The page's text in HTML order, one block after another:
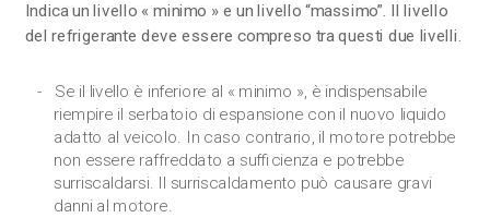
Indica un livello « minimo » e un livello “massimo”. Il livello
del refrigerante deve essere compreso tra questi due livelli.
Se il livello è inferiore al « minimo », è indispensabile
riempire il serbatoio di espansione con il nuovo liquido
adatto al veicolo. In caso contrario, il motore potrebbe
non essere raffreddato a sufficienza e potrebbe
surriscaldarsi. Il surriscaldamento può causare gravi
danni al motore.